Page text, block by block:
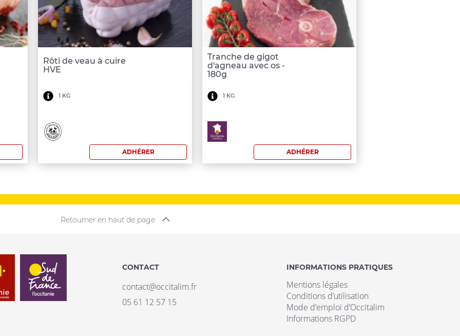
Rôti de veau à cuire
HVE
Minimum
commande:
0
1 KG
ADHÉRER
Tranche de gigot
d'agneau avec os -
180g
Minimum
commande:
0
1 KG
ADHÉRER
Retourner en haut de page
CONTACT
contact@occitalim.fr
05 61 12 57 15
INFORMATIONS PRATIQUES
Mentions légales
Conditions d’utilisation
Mode d’emploi d’Occitalim
Informations RGPD